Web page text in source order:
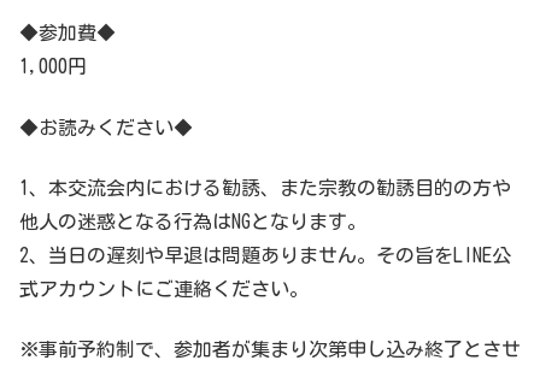
◆参加費◆
1,000円
◆お読みください◆
1、本交流会内における勧誘、また宗教の勧誘目的の方や
他人の迷惑となる行為はNGとなります。
2、当日の遅刻や早退は問題ありません。その旨をLINE公
式アカウントにご連絡ください。
※事前予約制で、参加者が集まり次第申し込み終了とさせ